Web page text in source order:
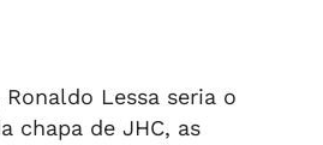
Lessa seria o
chapa de JHC, as